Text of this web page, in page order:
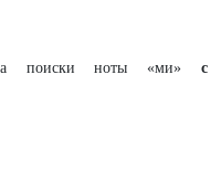
на поиски ноты «ми»с